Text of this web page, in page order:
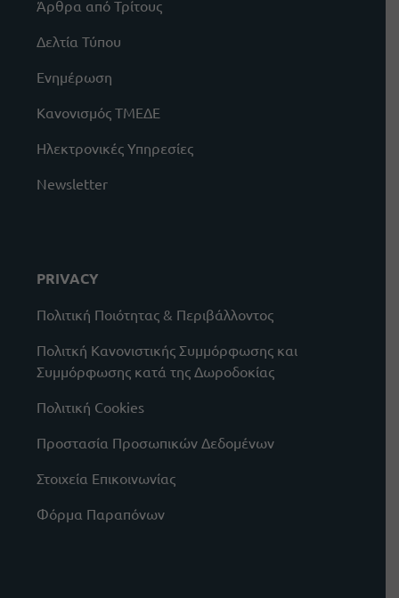
Άρθρα από Τρίτους
Δελτία Τύπου
Ενημέρωση
Κανονισμός ΤΜΕΔΕ
Ηλεκτρονικές Υπηρεσίες
Newsletter
PRIVACY
Πολιτική Ποιότητας & Περιβάλλοντος
Πολιτκή Κανονιστικής Συμμόρφωσης και
Συμμόρφωσης κατά της Δωροδοκίας
Πολιτική Cookies
Προστασία Προσωπικών Δεδομένων
Στοιχεία Επικοινωνίας
Φόρμα Παραπόνων